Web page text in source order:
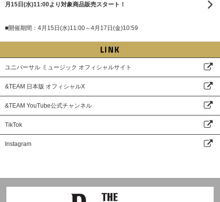
月15日(水)11:00より対象商品販売スタート！
■開催期間：4月15日(水)11:00～4月17日(金)10:59
LINK
ユニバーサル ミュージック オフィシャルサイト
&TEAM 日本版 オフィシャルX
&TEAM YouTube公式チャンネル
TikTok
Instagram